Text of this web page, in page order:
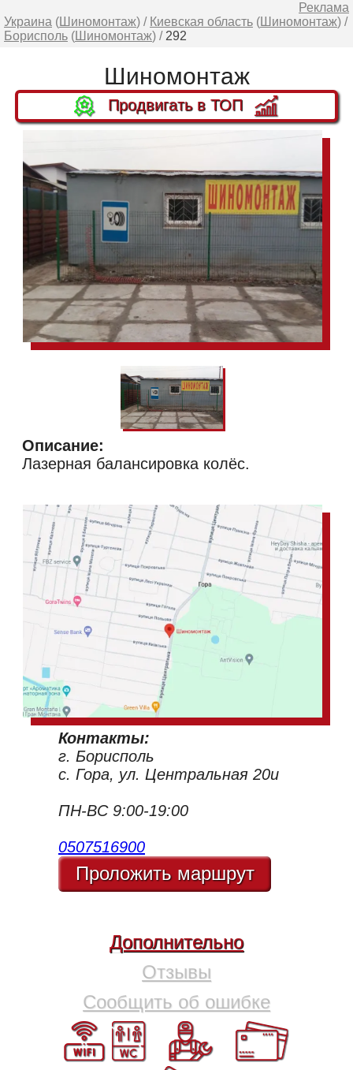
Реклама
Украина (Шиномонтаж) / Киевская область (Шиномонтаж) /
Борисполь (Шиномонтаж) / 292
Шиномонтаж
Продвигать в ТОП
Описание:
Лазерная балансировка колёс.
Контакты:
г. Борисполь
с. Гора, ул. Центральная 20и
ПН-ВС 9:00-19:00
0507516900
Проложить маршрут
Дополнительно
Отзывы
Сообщить об ошибке